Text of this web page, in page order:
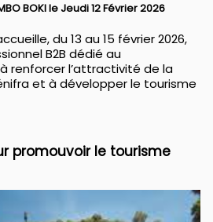
BOKI le Jeudi 12 Février 2026
du 13 au 15 février 2026,
B2B dédié au
renforcer l’attractivité de la
et à développer le tourisme
promouvoir le tourisme